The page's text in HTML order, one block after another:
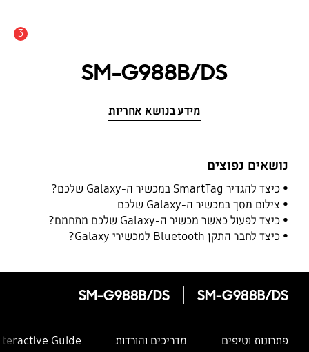
3
SM-G988B/DS
מידע בנושא אחריות
נושאים נפוצים
כיצד להגדיר SmartTag במכשיר ה-Galaxy שלכם?
צילום מסך במכשיר ה-Galaxy שלכם
כיצד לפעול כאשר מכשיר ה-Galaxy שלכם מתחמם?
כיצד לחבר התקן Bluetooth למכשירי Galaxy?
SM-G988B/DS
SM-G988B/DS
פתרונות וטיפים מדריכים והורדות Guide